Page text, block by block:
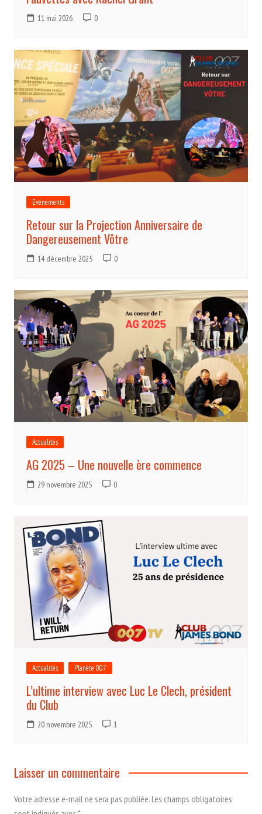
11 mai 2026 0
Evénements
Retour sur la Projection Anniversaire de
Dangereusement Vôtre
14 décembre 2025 0
Actualités
AG 2025 – Une nouvelle ère commence
29 novembre 2025 0
Actualités Planète 007
L’ultime interview avec Luc Le Clech, président
du Club
20 novembre 2025 1
Laisser un commentaire
Votre adresse e-mail ne sera pas publiée.Les champs obligatoires